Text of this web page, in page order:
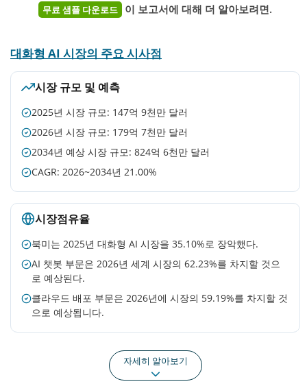
무료 샘플 다운로드 이 보고서에 대해 더 알아보려면.
대화형 AI 시장의 주요 시사점
시장 규모 및 예측
2025년 시장 규모: 147억 9천만 달러
2026년 시장 규모: 179억 7천만 달러
2034년 예상 시장 규모: 824억 6천만 달러
CAGR: 2026~2034년 21.00%
시장점유율
북미는 2025년 대화형 AI 시장을 35.10%로 장악했다.
AI 챗봇 부문은 2026년 세계 시장의 62.23%를 차지할 것으
로 예상된다.
클라우드 배포 부문은 2026년에 시장의 59.19%를 차지할 것
으로 예상됩니다.
자세히 알아보기